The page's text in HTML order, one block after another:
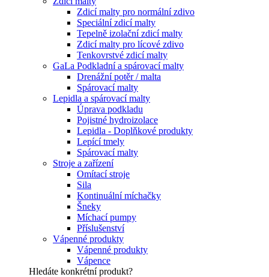
Zdicí malty pro normální zdivo
Speciální zdicí malty
Tepelně izolační zdicí malty
Zdicí malty pro lícové zdivo
Tenkovrstvé zdicí malty
GaLa Podkladní a spárovací malty
Drenážní potěr / malta
Spárovací malty
Lepidla a spárovací malty
Úprava podkladu
Pojistné hydroizolace
Lepidla - Doplňkové produkty
Lepící tmely
Spárovací malty
Stroje a zařízení
Omítací stroje
Sila
Kontinuální míchačky
Šneky
Míchací pumpy
Příslušenství
Vápenné produkty
Vápenné produkty
Vápence
Hledáte konkrétní produkt?